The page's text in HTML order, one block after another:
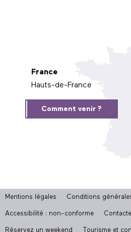
France
Hauts-de-France
Comment venir ?
Mentions légales Conditions
Accessibilité : non-conforme
Réservez un weekend Tourisme et